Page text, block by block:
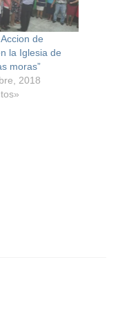
de
la Iglesia de
moras”
2018